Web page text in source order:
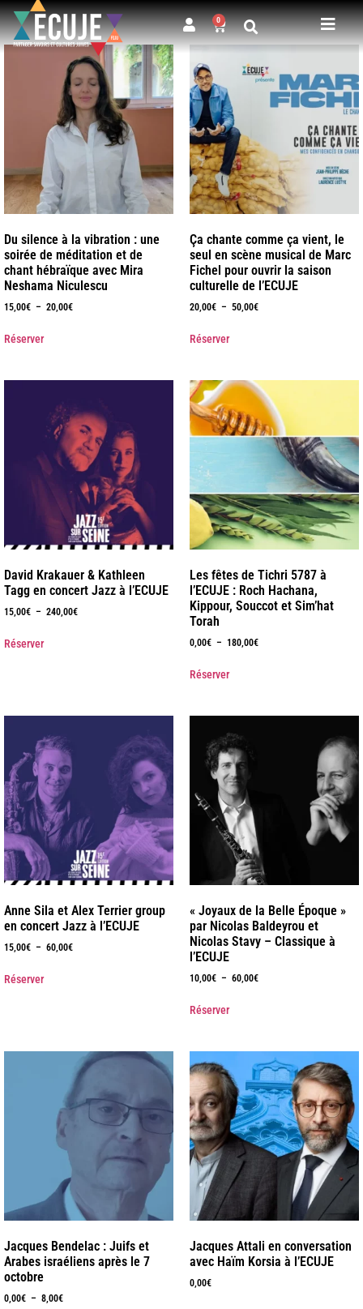
0
Du silence à la vibration : une
soirée de méditation et de
chant hébraïque avec Mira
Neshama Niculescu
15,00€ – 20,00€
Réserver
Ça chante comme ça vient, le
seul en scène musical de Marc
Fichel pour ouvrir la saison
culturelle de l’ECUJE
20,00€ – 50,00€
Réserver
David Krakauer & Kathleen
Tagg en concert Jazz à l’ECUJE
15,00€ – 240,00€
Réserver
Les fêtes de Tichri 5787 à
l’ECUJE : Roch Hachana,
Kippour, Souccot et Sim’hat
Torah
0,00€ – 180,00€
Réserver
Anne Sila et Alex Terrier group
en concert Jazz à l’ECUJE
15,00€ – 60,00€
Réserver
« Joyaux de la Belle Époque »
par Nicolas Baldeyrou et
Nicolas Stavy – Classique à
l’ECUJE
10,00€ – 60,00€
Réserver
Jacques Bendelac : Juifs et
Arabes israéliens après le 7
octobre
0,00€ – 8,00€
Jacques Attali en conversation
avec Haïm Korsia à l’ECUJE
0,00€